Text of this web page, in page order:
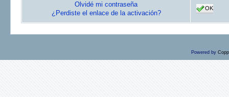
Olvidé mi contraseña
¿Perdiste el enlace de la activación?
OK
Powered by